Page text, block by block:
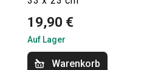
19,90 €
Auf Lager
Warenkorb